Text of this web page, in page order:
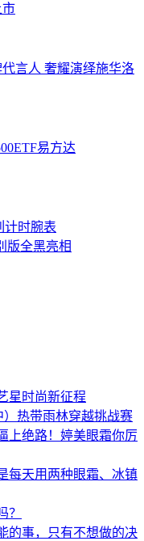
市
言人 奢耀演绎施华洛
易方达
计时腕表
版全黑亮相
星时尚新征程
热带雨林穿越挑战赛
上绝路！婷美眼霜你厉
每天用两种眼霜、冰镇
？
的事，只有不想做的决